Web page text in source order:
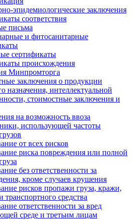
эпидемиологические заключения
соответствия
письма
и фитосанитарные
сертификаты
происхождения
Минпромторга
заключения о продукции
назначения, интеллектуальной
стоимостные заключения и
на возможность ввоза
использующей частоты
от всех рисков
риска повреждения или полной
без ответственности за
кроме случаев крушения
рисков пропажи груза, кражи,
транспортного средства
ответственности за вред
среде и третьим лицам